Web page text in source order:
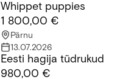
Whippet puppies
1 800,00 €
Pärnu
13.07.2026
Eesti hagija tüdrukud
980,00 €